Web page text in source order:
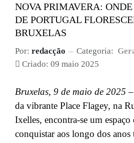
NOVA PRIMAVERA: ONDE
DE PORTUGAL
BRUXELAS
Por: redacção Categoria:
Criado: 09 maio 2025
Bruxelas, 9 de maio de 2025
da vibrante Place Flagey, na
Ixelles, encontra-se um
conquistar aos longo dos anos